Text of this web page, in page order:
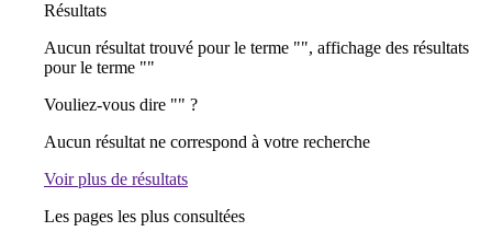
Résultats
Aucun résultat trouvé pour le terme "", affichage des résultats
pour le terme ""
Vouliez-vous dire "" ?
Aucun résultat ne correspond à votre recherche
Voir plus de résultats
Les pages les plus consultées